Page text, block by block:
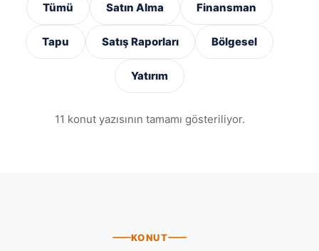
Tümü Satın Alma Finansman
Tapu Satış Raporları Bölgesel
Yatırım
11 konut yazısının tamamı gösteriliyor.
KONUT